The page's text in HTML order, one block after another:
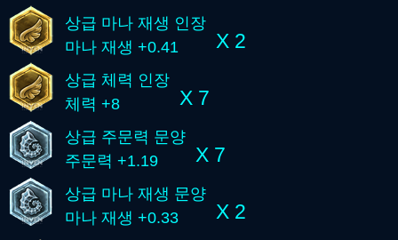
상급 마나 재생 인장
마나 재생 +0.41
X 2
상급 체력 인장
체력 +8
X 7
상급 주문력 문양
주문력 +1.19
X 7
상급 마나 재생 문양
마나 재생 +0.33
X 2